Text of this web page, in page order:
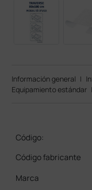
Información general |
Equipamiento estándar |
Código:
Código fabricante
Marca